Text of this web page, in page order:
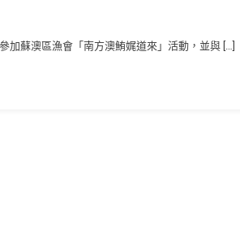
加蘇澳區漁會「南方澳鮪娓道來」活動，並與 […]